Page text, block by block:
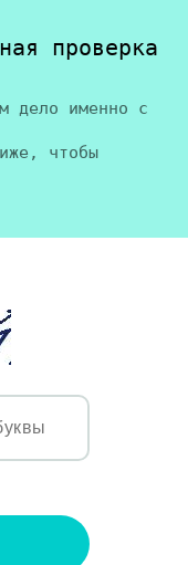
проверка
дело именно с
чтобы